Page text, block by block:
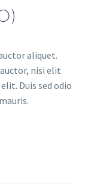
aliquet.
nisi elit
Duis sed odio